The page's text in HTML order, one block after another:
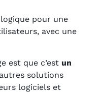
pour une
avec une
est que c’est un
solutions
logiciels et